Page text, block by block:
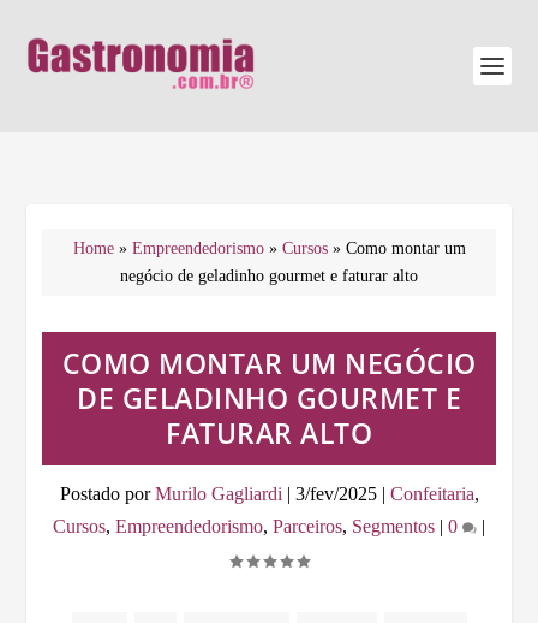
Home» Empreendedorismo» Cursos» Como montar um
negócio de geladinho gourmet e faturar alto
COMO MONTAR UM NEGÓCIO
DE GELADINHO GOURMET E
FATURAR ALTO
Postado porMurilo Gagliardi | 3/fev/2025| Confeitaria,
Cursos, Empreendedorismo, Parceiros, Segmentos | 0 |